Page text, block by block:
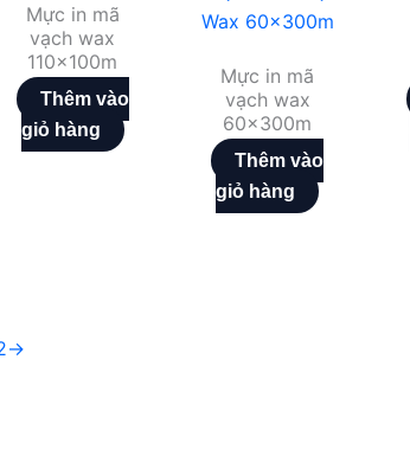
Mực in mã
vạch wax
110x100m
Thêm vào
giỏ hàng
Mực in mã
vạch wax
60x300m
Thêm vào
giỏ hàng
→